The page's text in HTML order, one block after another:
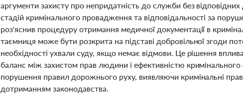
аргументи захисту про непридатність до служби без
стадій кримінального провадження та відповідальності за
роз'яснив процедуру отримання медичної документації в
таємниця може бути розкрита на підставі добровільної згоди
необхідності ухвали суду, якщо немає відмови. Це рішення
баланс між захистом прав людини і ефективністю
порушення правил дорожнього руху, виявляючи кримінальні
дотриманням законодавства.